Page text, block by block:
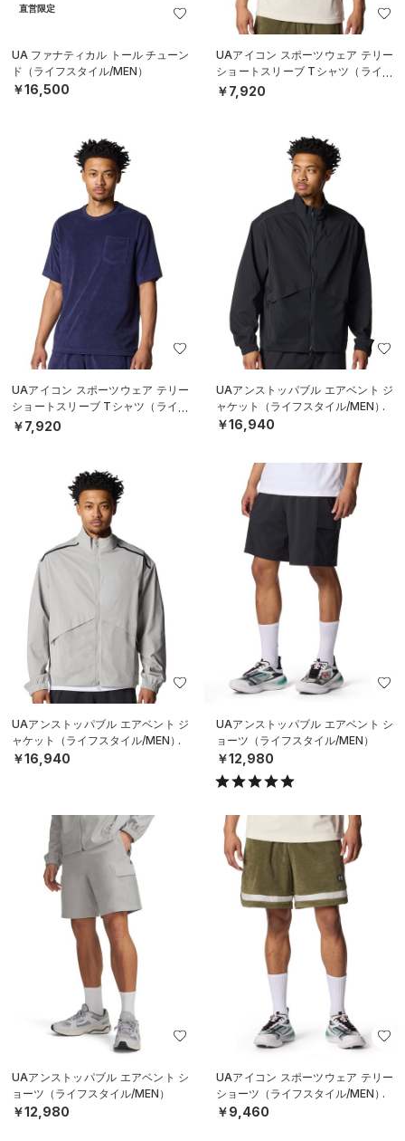
直営限定
UA ファナティカル トール チューン
ド（ライフスタイル/MEN）
￥16,500
UAアイコン スポーツウェア テリー
ショートスリーブ Tシャツ（ライフ
スタイル/MEN）
￥7,920
UAアイコン スポーツウェア テリー
ショートスリーブ Tシャツ（ライフ
スタイル/MEN）
￥7,920
UAアンストッパブル エアベント ジ
ャケット（ライフスタイル/MEN）
￥16,940
UAアンストッパブル エアベント ジ
ャケット（ライフスタイル/MEN）
￥16,940
UAアンストッパブル エアベント シ
ョーツ（ライフスタイル/MEN）
￥12,980
UAアンストッパブル エアベント シ
ョーツ（ライフスタイル/MEN）
￥12,980
UAアイコン スポーツウェア テリー
ショーツ（ライフスタイル/MEN）
￥9,460